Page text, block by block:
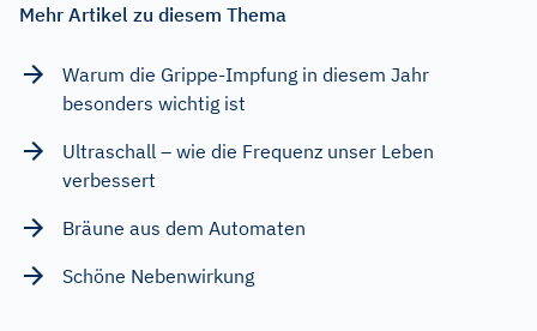
Mehr Artikel zu diesem Thema
Warum die Grippe-Impfung in diesem Jahr
besonders wichtig ist
Ultraschall – wie die Frequenz unser Leben
verbessert
Bräune aus dem Automaten
Schöne Nebenwirkung